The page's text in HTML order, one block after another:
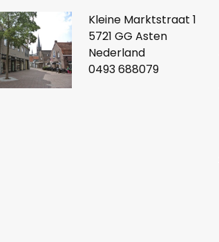
Kleine Marktstraat 1
5721 GG Asten
Nederland
0493 688079